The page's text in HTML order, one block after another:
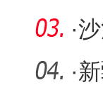
乡
·
众
·